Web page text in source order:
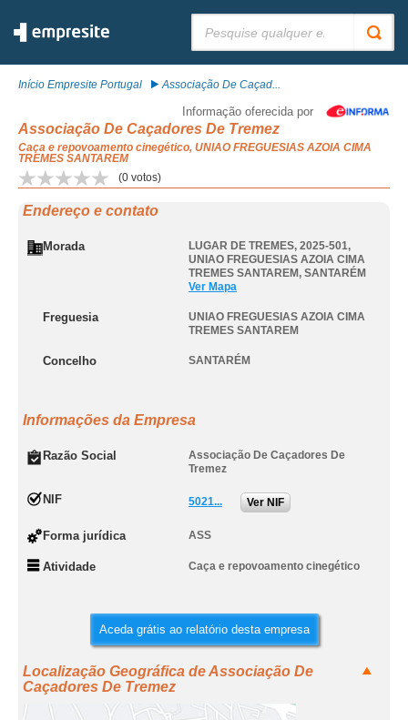
Início Empresite Portugal Associação De Caçad...
Informação oferecida por
Associação De Caçadores De Tremez
Caça e repovoamento cinegético, UNIAO FREGUESIAS AZOIA CIMA
TREMES SANTAREM
(0 votos)
Endereço e contato
Morada LUGAR DE TREMES, 2025-501,
UNIAO FREGUESIAS AZOIA CIMA
TREMES SANTAREM , SANTARÉM
Ver Mapa
Freguesia
UNIAO FREGUESIAS AZOIA CIMA
TREMES SANTAREM
Concelho SANTARÉM
Informações da Empresa
Razão Social
Associação De Caçadores De
Tremez
NIF 5021... Ver NIF
Forma jurídica ASS
Atividade Caça e repovoamento cinegético
Aceda grátis ao relatório desta empresa
Localização Geográfica de Associação De
Caçadores De Tremez